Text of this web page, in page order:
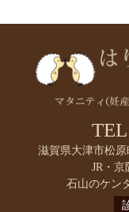
滋賀県大津市松原
JR・
石山のケン